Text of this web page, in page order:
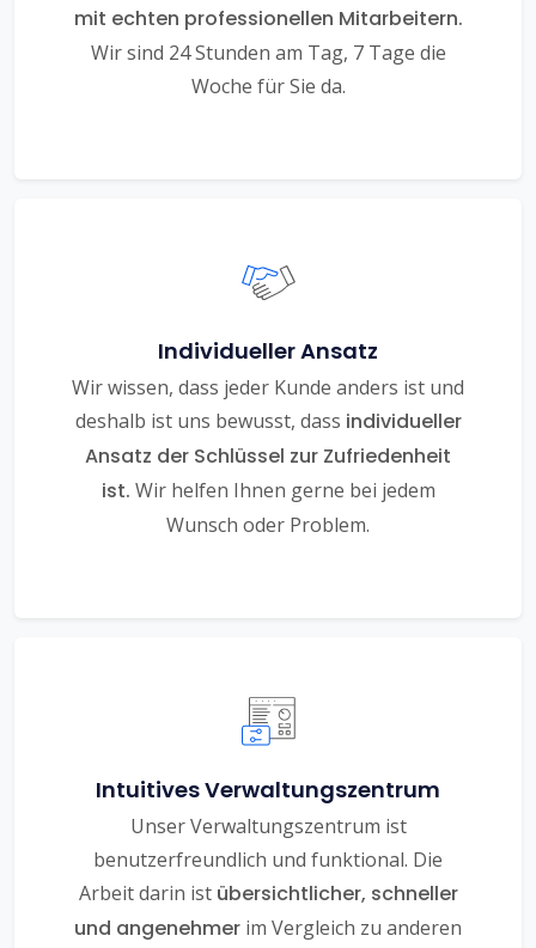
mit echten professionellen Mitarbeitern.
Wir sind 24 Stunden am Tag, 7 Tage die
Woche für Sie da.
Individueller Ansatz
Wir wissen, dass jeder Kunde anders ist und
deshalb ist uns bewusst, dass individueller
Ansatz der Schlüssel zur Zufriedenheit
ist. Wir helfen Ihnen gerne bei jedem
Wunsch oder Problem.
Intuitives Verwaltungszentrum
Unser Verwaltungszentrum ist
benutzerfreundlich und funktional. Die
Arbeit darin ist übersichtlicher, schneller
und angenehmer im Vergleich zu anderen